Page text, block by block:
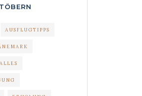
AUSFLUGTIPPS